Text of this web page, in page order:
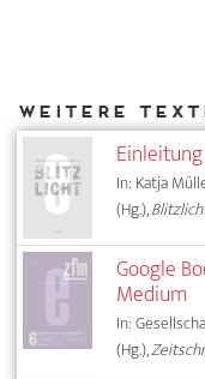
Einleitung
In: Katja
(Hg.),
Google
Medium
In:
(Hg.),